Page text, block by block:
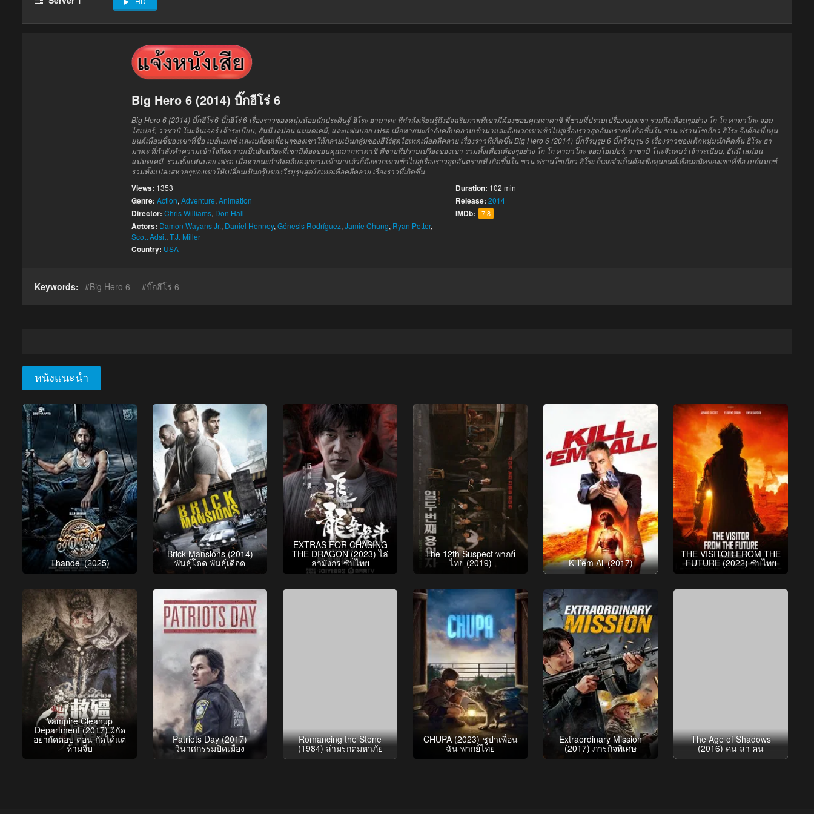
Big Hero 6 (2014) บิ๊กฮีโร่ 6
Big Hero 6 (2014) บิ๊กฮีโร่ 6 บิ๊กฮีโร่ 6 เรื่องราวของหนุ่มน้อยนักประดิษฐ์ ฮิโระ ฮามาดะ ที่กำลังเรียนรู้ถึงอัจฉริยภาพที่เขามีต้องขอบคุณทาดาชิ พี่ชายที่ปราบเปรื่องของเขา รวมถึงเพื่อนๆอย่าง โก โก ทามาโกะ จอม
ไฮเปอร์, วาซาบิ โนะจินเจอร์ เจ้าระเบียบ, ฮันนี่ เลม่อน แม่มดเคมี, และแฟนบอย เฟรด เมื่อหายนะกำลังคลืบคลามเข้ามาและดึงพวกเขาเข้าไปสู่เรื่องราวสุดอันตรายที่ เกิดขึ้นใน ซาน ฟรานโซเกียว ฮิโระ จึงต้องพึ่งหุ่น
ยนต์เพื่อนซี้ของเขาที่ชื่อ เบย์แมกซ์ และเปลี่ยนเพื่อนๆของเขาให้กลายเป็นกลุ่มของฮีโร่สุดไฮเทคเพื่อคลี่คลาย เรื่องราวที่เกิดขึ้น Big Hero 6 (2014) บิ๊กวีรบุรุษ 6 บิ๊กวีรบุรุษ 6 เรื่องราวของเด็กหนุ่มนักคิดค้น ฮิโระ ฮา
มาดะ ที่กำลังทำความเข้าใจถึงความเป็นอัจฉริยะที่เขามีต้องขอบคุณมากทาดาชิ พี่ชายที่ปราบเปรื่องของเขา รวมทั้งเพื่อนพ้องๆอย่าง โก โก ทามาโกะ จอมไฮเปอร์, วาซาบิ โนะจินพบร์ เจ้าระเบียบ, ฮันนี่ เลม่อน
แม่มดเคมี, รวมทั้งแฟนบอย เฟรด เมื่อหายนะกำลังคลืบคลุกลามเข้ามาแล้วก็ดึงพวกเขาเข้าไปสู่เรื่องราวสุดอันตรายที่ เกิดขึ้นใน ซาน ฟรานโซเกียว ฮิโระ ก็เลยจำเป็นต้องพึ่งหุ่นยนต์เพื่อนสนิทของเขาที่ชื่อ เบย์แมกซ์
รวมทั้งแปลงสหายๆของเขาให้เปลี่ยนเป็นกรุ๊ปของวีรบุรุษสุดไฮเทคเพื่อคลี่คลาย เรื่องราวที่เกิดขึ้น
Views: 1353
Genre: Action, Adventure, Animation
Director: Chris Williams, Don Hall
Actors: Damon Wayans Jr., Daniel Henney, Génesis Rodríguez, Jamie Chung, Ryan Potter,
Scott Adsit, T.J. Miller
Country: USA
Duration: 102 min
Release: 2014
IMDb: 7.8
Keywords: Big Hero 6 บิ๊กฮีโร่ 6
หนังแนะนำ
Thandel (2025)
Brick Mansions (2014)
พันธุ์โดด พันธุ์เดือด
EXTRAS FOR CHASING
THE DRAGON (2023) ไล่
ล่ามังกร ซับไทย
The 12th Suspect พากย์
ไทย (2019) Kill’em All (2017)
THE VISITOR FROM THE
FUTURE (2022) ซับไทย
Vampire Cleanup
Department (2017) ผีกัด
อย่ากัดตอบ ตอน กัดได้แต่
ห้ามจีบ
Patriots Day (2017)
วินาศกรรมปิดเมือง
Romancing the Stone
(1984) ล่ามรกตมหาภัย
CHUPA (2023) ชูปาเพื่อน
ฉัน พากย์ไทย
Extraordinary Mission
(2017) ภารกิจพิเศษ
The Age of Shadows
(2016) คน ล่า ฅน